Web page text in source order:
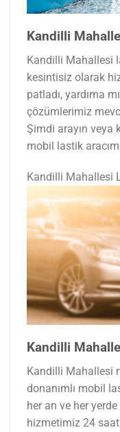
Kandilli
Kandilli Mahallesi
kesintisiz olarak
patladı, yardıma
çözümlerimiz
Şimdi arayın veya
mobil lastik
Kandilli Mahallesi
Kandilli
Kandilli Mahallesi
donanımlı mobil
her an ve her yerde
hizmetimiz 24